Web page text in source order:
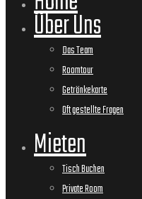
Über Uns
Das Team
Roomtour
Getränkekarte
Oft gestellte Fragen
Mieten
Tisch Buchen
Private Room